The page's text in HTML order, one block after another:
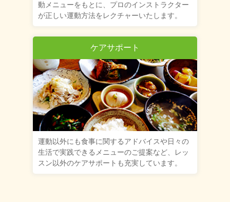
動メニューをもとに、プロのインストラクター
が正しい運動方法をレクチャーいたします。
ケアサポート
運動以外にも食事に関するアドバイスや日々の
生活で実践できるメニューのご提案など、レッ
スン以外のケアサポートも充実しています。